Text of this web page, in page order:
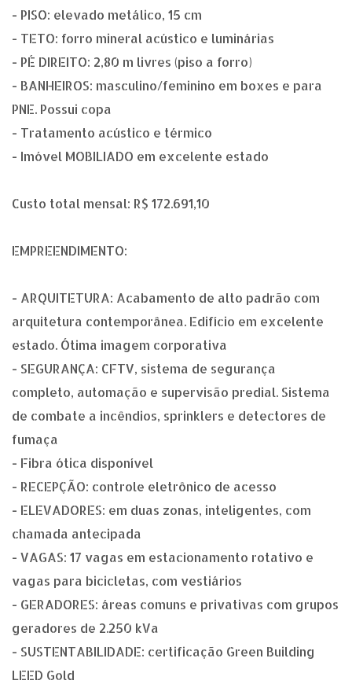
- PISO: elevado metálico, 15 cm
- TETO: forro mineral acústico e luminárias
- PÉ DIREITO: 2,80 m livres (piso a forro)
- BANHEIROS: masculino/feminino em boxes e para
PNE. Possui copa
- Tratamento acústico e térmico
- Imóvel MOBILIADO em excelente estado
Custo total mensal: R$ 172.691,10
EMPREENDIMENTO:
- ARQUITETURA: Acabamento de alto padrão com
arquitetura contemporânea. Edifício em excelente
estado. Ótima imagem corporativa
- SEGURANÇA: CFTV, sistema de segurança
completo, automação e supervisão predial. Sistema
de combate a incêndios, sprinklers e detectores de
fumaça
- Fibra ótica disponível
- RECEPÇÃO: controle eletrônico de acesso
- ELEVADORES: em duas zonas, inteligentes, com
chamada antecipada
- VAGAS: 17 vagas em estacionamento rotativo e
vagas para bicicletas, com vestiários
- GERADORES: áreas comuns e privativas com grupos
geradores de 2.250 kVa
- SUSTENTABILIDADE: certificação Green Building
LEED Gold